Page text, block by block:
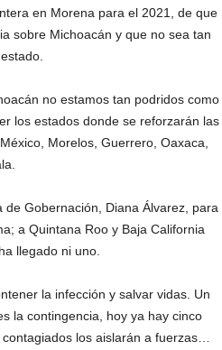
en Morena para el 2021, de que
sobre Michoacán y que no sea tan
no estamos tan podridos como
los estados donde se reforzarán las
Morelos, Guerrero, Oaxaca,
Gobernación, Diana Álvarez, para
a Quintana Roo y Baja California
llegado ni uno.
la infección y salvar vidas. Un
la contingencia, hoy ya hay cinco
los aislarán a fuerzas…